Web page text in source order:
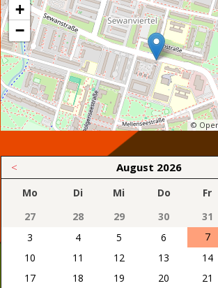
+
−
©
< August 2026
Mo Di Mi Do Fr
27
28 29 30 31
3
4 5 6 7
10
11 12 13 14
17
18 19 20 21